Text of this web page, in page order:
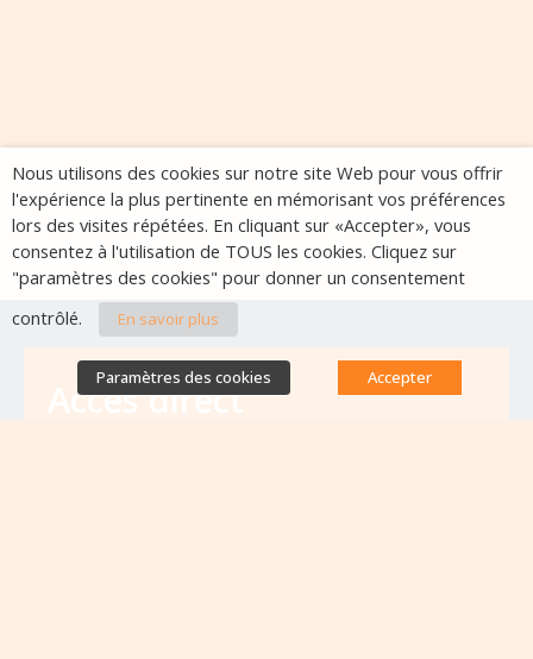
Accès direct
Nous utilisons des cookies sur notre site Web pour vous offrir
l'expérience la plus pertinente en mémorisant vos préférences
lors des visites répétées. En cliquant sur «Accepter», vous
consentez à l'utilisation de TOUS les cookies. Cliquez sur
"paramètres des cookies" pour donner un consentement
contrôlé.
En savoir plus
Paramètres des cookies Accepter